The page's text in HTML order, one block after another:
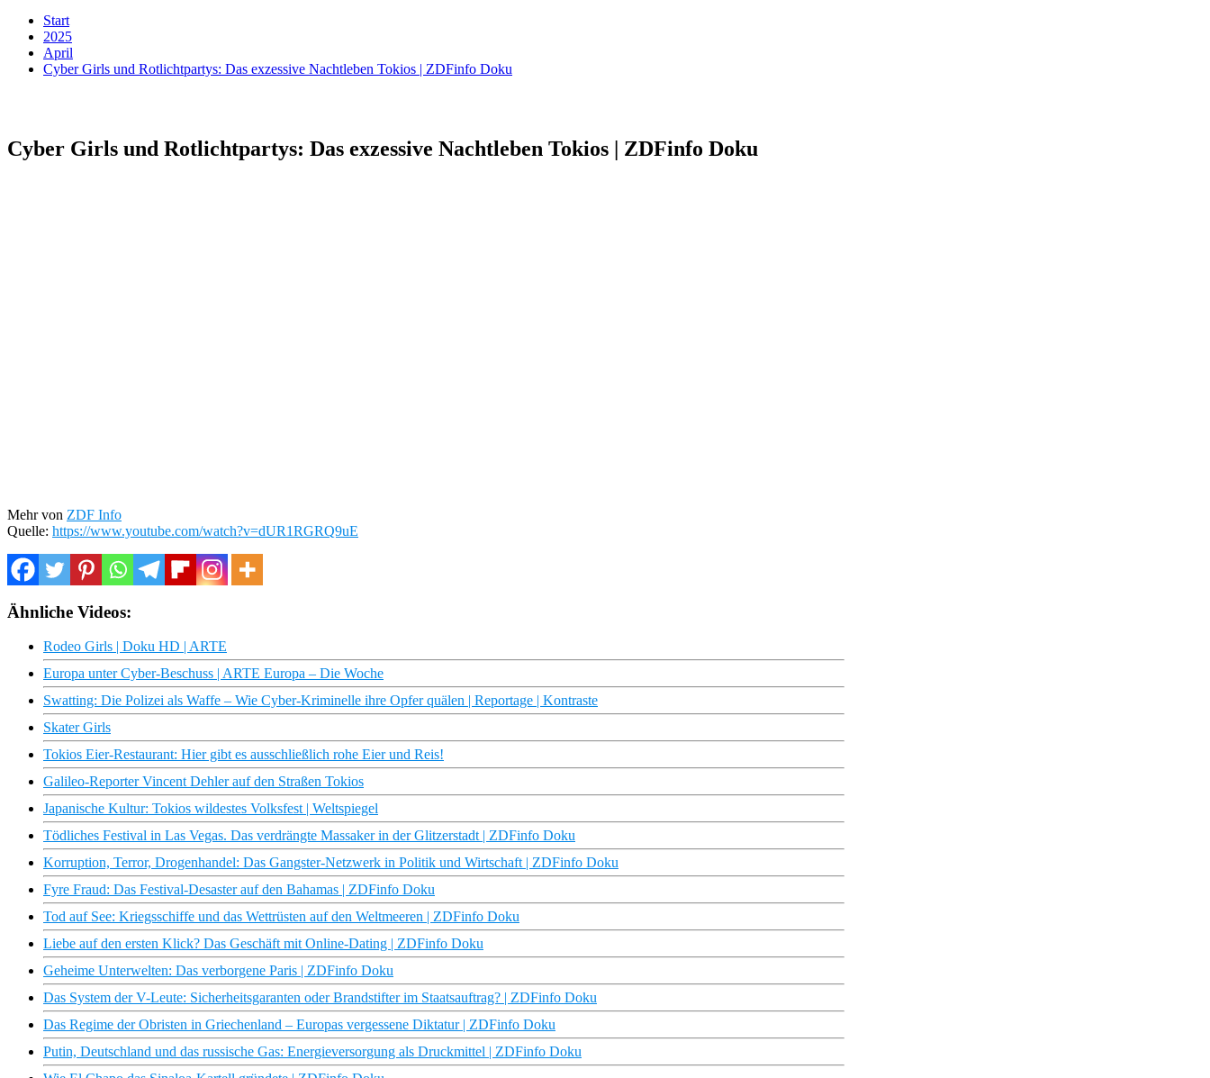
Start
2025
April
Cyber Girls und Rotlichtpartys: Das exzessive Nachtleben Tokios | ZDFinfo Doku
Cyber Girls und Rotlichtpartys: Das exzessive Nachtleben Tokios | ZDFinfo Doku
Mehr von ZDF Info
Quelle: https://www.youtube.com/watch?v=dUR1RGRQ9uE
Ähnliche Videos:
Rodeo Girls | Doku HD | ARTE
Europa unter Cyber-Beschuss | ARTE Europa – Die Woche
Swatting: Die Polizei als Waffe – Wie Cyber-Kriminelle ihre Opfer quälen | Reportage | Kontraste
Skater Girls
Tokios Eier-Restaurant: Hier gibt es ausschließlich rohe Eier und Reis!
Galileo-Reporter Vincent Dehler auf den Straßen Tokios
Japanische Kultur: Tokios wildestes Volksfest | Weltspiegel
Tödliches Festival in Las Vegas. Das verdrängte Massaker in der Glitzerstadt | ZDFinfo Doku
Korruption, Terror, Drogenhandel: Das Gangster-Netzwerk in Politik und Wirtschaft | ZDFinfo Doku
Fyre Fraud: Das Festival-Desaster auf den Bahamas | ZDFinfo Doku
Tod auf See: Kriegsschiffe und das Wettrüsten auf den Weltmeeren | ZDFinfo Doku
Liebe auf den ersten Klick? Das Geschäft mit Online-Dating | ZDFinfo Doku
Geheime Unterwelten: Das verborgene Paris | ZDFinfo Doku
Das System der V-Leute: Sicherheitsgaranten oder Brandstifter im Staatsauftrag? | ZDFinfo Doku
Das Regime der Obristen in Griechenland – Europas vergessene Diktatur | ZDFinfo Doku
Putin, Deutschland und das russische Gas: Energieversorgung als Druckmittel | ZDFinfo Doku